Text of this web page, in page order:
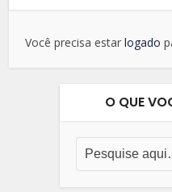
Você precisa estarlogado
O QUE